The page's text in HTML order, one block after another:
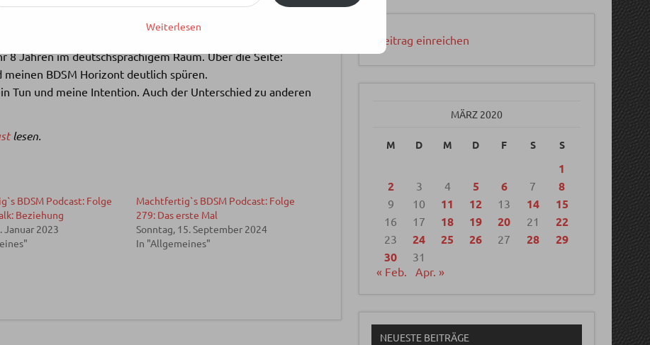
8 Jahren im deutschsprachigem Raum. Über die Seite:
BDSM Horizont deutlich spüren.
Tun und meine Intention. Auch der Unterschied zu anderen
lesen.
BDSM Podcast: Folge
Beziehung
Januar 2023
Machtfertig`s BDSM Podcast: Folge
279: Das erste Mal
Sonntag, 15. September 2024
In "Allgemeines"
Beitrag einreichen
MÄRZ 2020
M D M D F S S
1
2
3 4 5 6 7 8
9 10 11 12 13 14 15
16 17 18 19 20 21 22
23 24 25 26 27 28
29
30
31
« Feb.
Apr. »
NEUESTE BEITRÄGE
Weiterlesen